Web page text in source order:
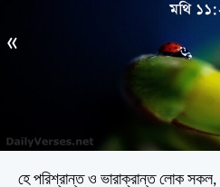
«
হে পরিশ্রান্ত ও ভারাক্রান্ত লোক